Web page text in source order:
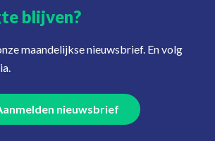
blijven?
maandelijkse nieuwsbrief. En volg
nieuwsbrief